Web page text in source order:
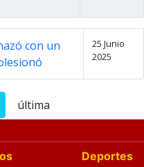
con un
25 Junio
2025
última
Deportes